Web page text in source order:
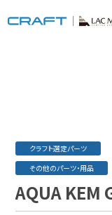
クラフト選定パーツ
その他のパーツ・用品
AQUA KEM